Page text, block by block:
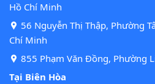
Hồ Chí Minh
56 Nguyễn Thị Thập, Phường
Chí Minh
855 Phạm Văn Đồng, Phường
Tại Biên Hòa